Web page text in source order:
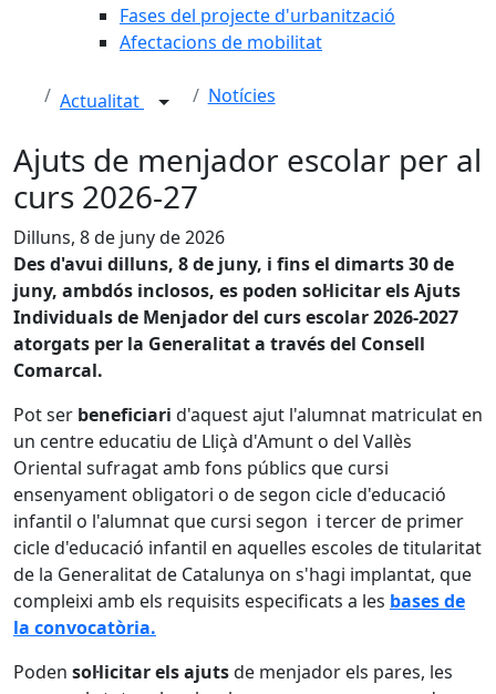
Fases del projecte d'urbanització
Afectacions de mobilitat
Actualitat Notícies
Ajuts de menjador escolar per al
curs 2026-27
Dilluns, 8 de juny de 2026
Des d'avui dilluns, 8 de juny, i fins el dimarts 30 de
juny, ambdós inclosos, es poden sol·licitar els Ajuts
Individuals de Menjador del curs escolar 2026-2027
atorgats per la Generalitat a través del Consell
Comarcal.
Pot ser beneficiari d'aquest ajut l'alumnat matriculat en
un centre educatiu de Lliçà d'Amunt o del Vallès
Oriental sufragat amb fons públics que cursi
ensenyament obligatori o de segon cicle d'educació
infantil o l'alumnat que cursi segon i tercer de primer
cicle d'educació infantil en aquelles escoles de titularitat
de la Generalitat de Catalunya on s'hagi implantat, que
compleixi amb els requisits especificats a les bases de
la convocatòria.
Poden sol·licitar els ajutsde menjador els pares, les